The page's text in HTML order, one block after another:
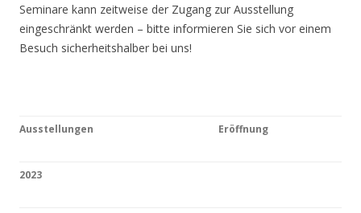
Seminare kann zeitweise der Zugang zur Ausstellung
eingeschränkt werden – bitte informieren Sie sich vor einem
Besuch sicherheitshalber bei uns!
Ausstellungen Eröffnung
2023